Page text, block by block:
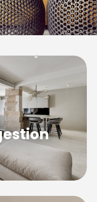
en main àVitry-